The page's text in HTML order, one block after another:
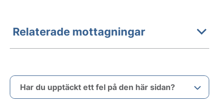
Relaterade mottagningar
Har du upptäckt ett fel på den här sidan?